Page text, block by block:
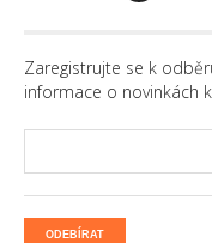
Zaregistrujte se k
informace o novinkách
ODEBÍRAT